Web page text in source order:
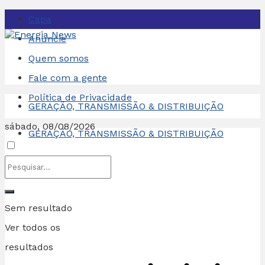
Capa
Anuncie
Quem somos
Fale com a gente
Política de Privacidade
sábado, 08/08/2026
Sem resultado
Ver todos os
resultados
GERAÇÃO, TRANSMISSÃO & DISTRIBUIÇÃO
GERAÇÃO, TRANSMISSÃO & DISTRIBUIÇÃO